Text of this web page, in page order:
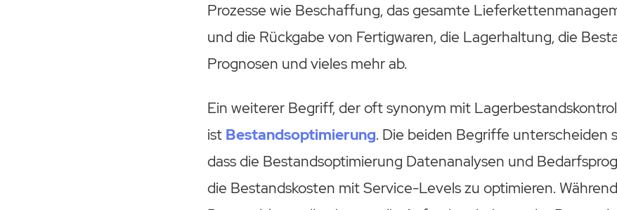
Prozesse wie Beschaffung, das gesamte
und die Rückgabe von Fertigwaren, die Lagerhaltung, die
Prognosen und vieles mehr ab.
Ein weiterer Begriff, der oft synonym mit
ist Bestandsoptimierung. Die beiden Begriffe unterscheiden
dass die Bestandsoptimierung Datenanalysen und
die Bestandskosten mit Service-Levels zu optimieren.